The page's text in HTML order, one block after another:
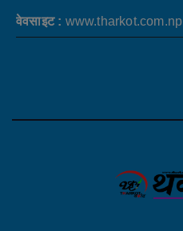
वेवसाइट : www.tharkot.com.np